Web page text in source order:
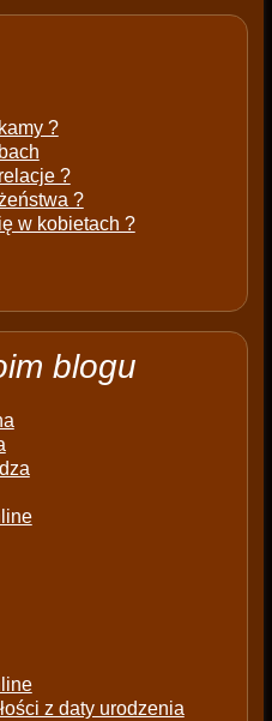
?
?
?
w kobietach ?
blogu
z daty urodzenia